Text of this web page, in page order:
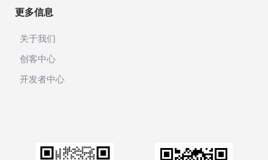
更多信息
关于我们
创客中心
开发者中心